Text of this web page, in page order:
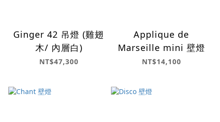
Ginger 42 吊燈 (雞翅
木/ 內層白)
NT$47,300
Applique de
Marseille mini 壁燈
NT$14,100